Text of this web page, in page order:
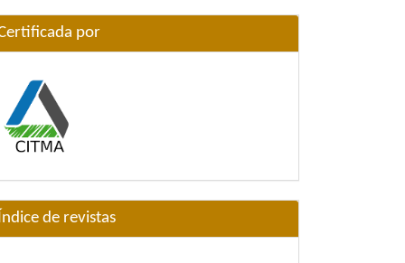
por
Índice de revistas